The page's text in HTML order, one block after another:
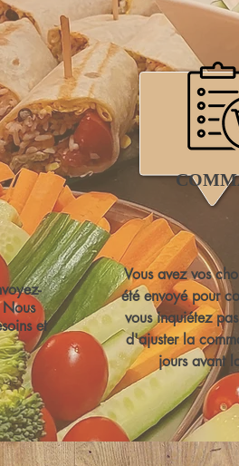
et
Vous avez vos
été envoyé pour
vous inquiétez
d'ajuster la
jours avant